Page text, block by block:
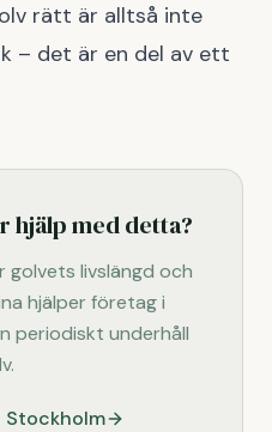
rätt är alltså inte
– det är en del av ett
hjälp med detta?
golvets livslängd och
hjälper företag i
periodiskt underhåll
Stockholm